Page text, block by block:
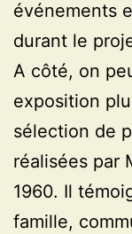
événements
durant le
A côté, on
exposition
sélection de
réalisées par
1960. Il
famille,